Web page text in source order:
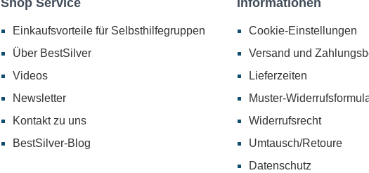
Shop Service
Einkaufsvorteile für Selbsthilfegruppen
Über BestSilver
Videos
Newsletter
Kontakt zu uns
BestSilver-Blog
Informationen
Cookie-Einstellungen
Versand und
Lieferzeiten
Muster-
Widerrufsrecht
Umtausch/Retoure
Datenschutz